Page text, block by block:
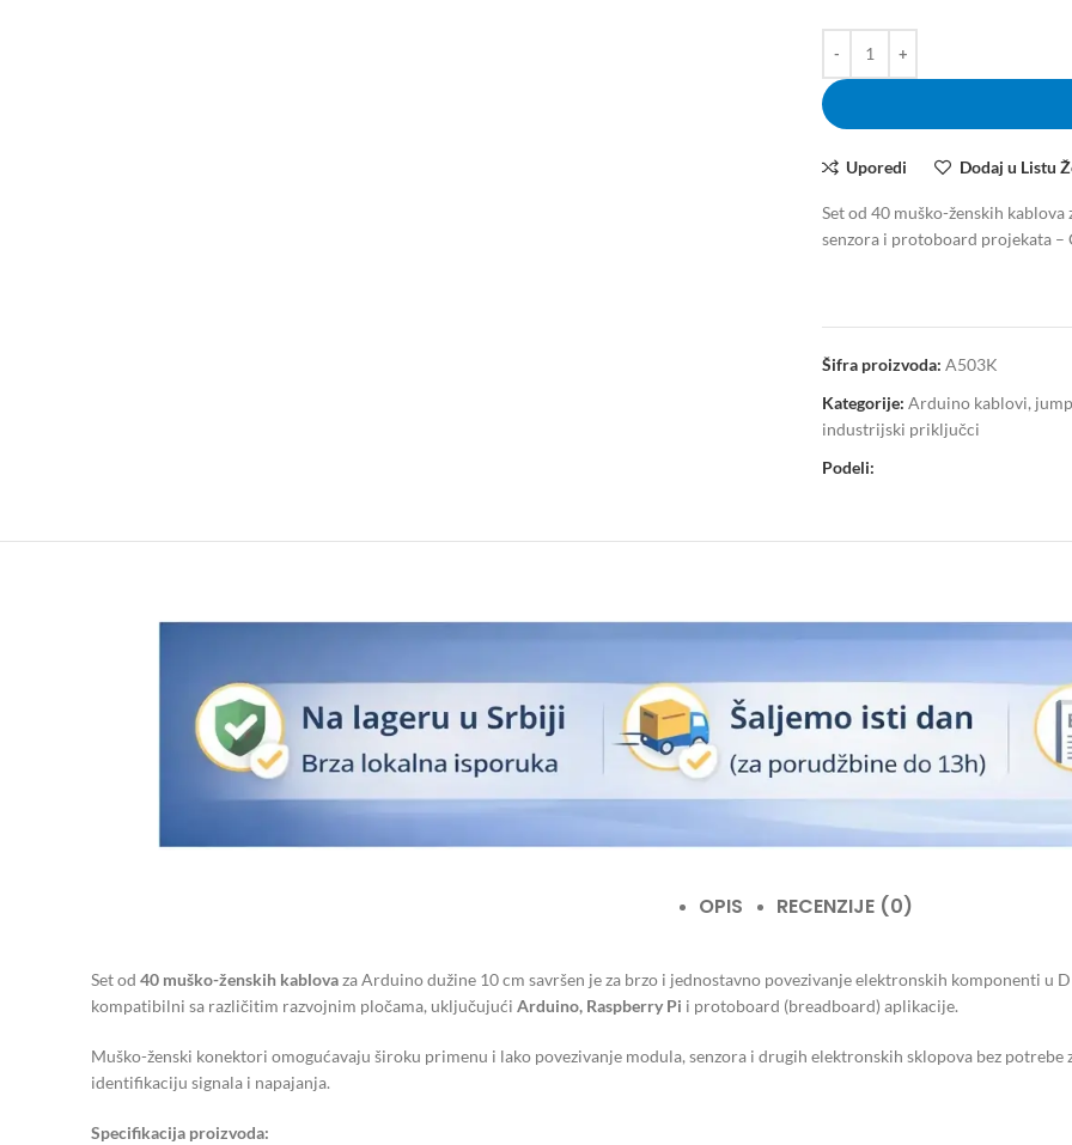
Uporedi Dodaj u Listu
Set od 40 muško-ženskih
senzora i protoboard projekata –
Šifra proizvoda: A503K
Kategorije: Arduino kablovi,
industrijski priključci
Podeli:
OPIS RECENZIJE (0)
Set od 40 muško-ženskih kablovaza Arduino dužine 10 cm savršen je za brzo i jednostavno povezivanje elektronskih komponenti
kompatibilni sa različitim razvojnim pločama, uključujući Arduino, Raspberry Pi i protoboard (breadboard) aplikacije.
Muško-ženski konektori omogućavaju široku primenu i lako povezivanje modula, senzora i drugih elektronskih sklopova bez potrebe
identifikaciju signala i napajanja.
Specifikacija proizvoda: